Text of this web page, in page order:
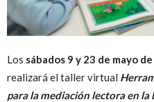
Los sábados 9 y 23 de mayo de
realizará el taller virtual
para la mediación lectora en la